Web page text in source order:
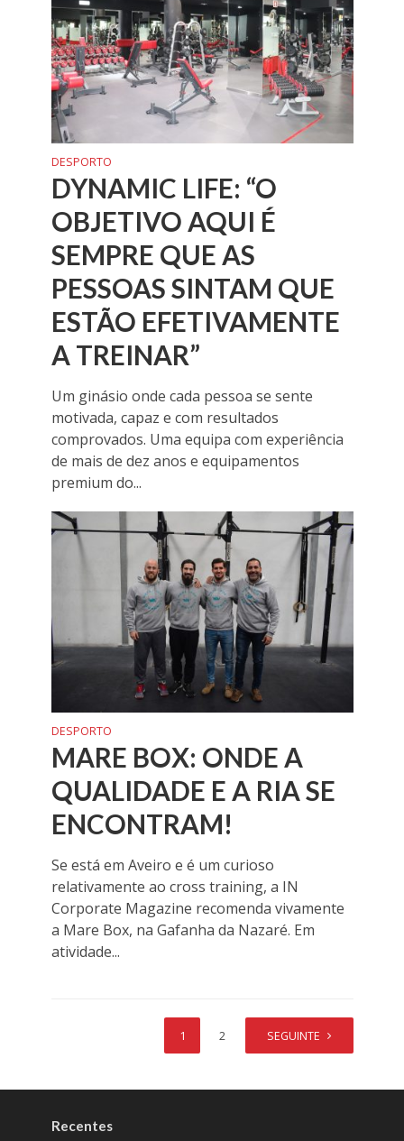
DESPORTO
DYNAMIC LIFE: “O
OBJETIVO AQUI É
SEMPRE QUE AS
PESSOAS SINTAM QUE
ESTÃO EFETIVAMENTE
A TREINAR”
Um ginásio onde cada pessoa se sente
motivada, capaz e com resultados
comprovados. Uma equipa com experiência
de mais de dez anos e equipamentos
premium do...
DESPORTO
MARE BOX: ONDE A
QUALIDADE E A RIA SE
ENCONTRAM!
Se está em Aveiro e é um curioso
relativamente ao cross training, a IN
Corporate Magazine recomenda vivamente
a Mare Box, na Gafanha da Nazaré. Em
atividade...
1 2 SEGUINTE
Recentes